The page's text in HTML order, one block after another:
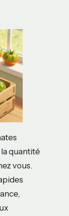
quantité
vous.